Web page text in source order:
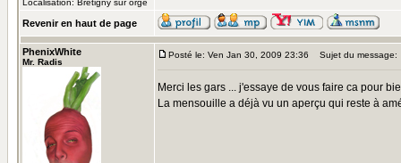
Localisation: Bretigny sur orge
Revenir en haut de page
PhenixWhite
Mr. Radis
Posté le: Ven Jan 30, 2009 23:36 Sujet du message:
Merci les gars ... j'essaye de vous faire ca pour
La mensouille a déjà vu un aperçu qui reste à